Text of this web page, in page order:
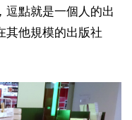
逗點就是一個人的出
其他規模的出版社